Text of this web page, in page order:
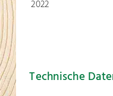
2022
Technische